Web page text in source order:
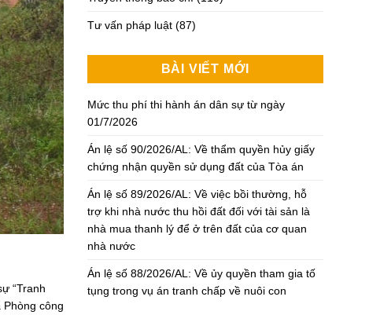
“Tranh
công
Tư vấn pháp luật (87)
BÀI VIẾT MỚI
Mức thu phí thi hành án dân sự từ ngày
01/7/2026
Án lệ số 90/2026/AL: Về thẩm quyền hủy giấy
chứng nhận quyền sử dụng đất của Tòa án
Án lệ số 89/2026/AL: Về việc bồi thường, hỗ
trợ khi nhà nước thu hồi đất đối với tài sản là
nhà mua thanh lý để ở trên đất của cơ quan
nhà nước
Án lệ số 88/2026/AL: Về ủy quyền tham gia tố
tụng trong vụ án tranh chấp về nuôi con